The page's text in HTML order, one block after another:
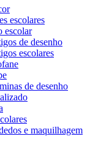
escolares
escolar
de desenho
escolares
de desenho
e maquilhagem